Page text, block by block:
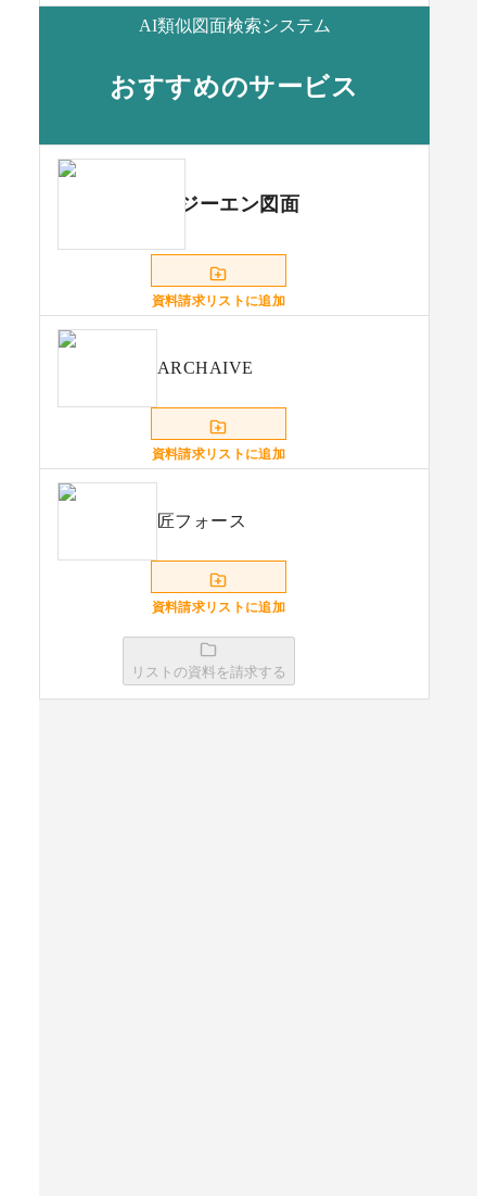
AI類似図面検索システム
おすすめのサービス
ジーエン図面
資料請求リストに追加
ARCHAIVE
資料請求リストに追加
匠フォース
資料請求リストに追加
リストの資料を請求する